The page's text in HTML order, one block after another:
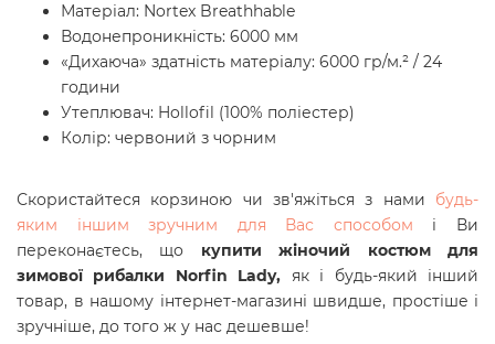
Матеріал: Nortex Breathhable
Водонепроникність: 6000 мм
«Дихаюча» здатність матеріалу: 6000 гр/м.² / 24
години
Утеплювач: Hollofil (100% поліестер)
Колір: червоний з чорним
Скористайтеся корзиною чи зв'яжіться з нами будь-
яким іншим зручним для Вас способом і Ви
переконаєтесь, що купити жіночий костюм для
зимової рибалки Norfin Lady, як і будь-який інший
товар, в нашому інтернет-магазині швидше, простіше і
зручніше, до того ж у нас дешевше!